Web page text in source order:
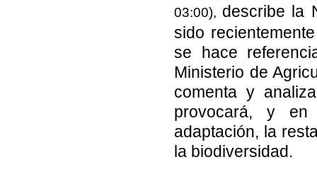
03:00), describe la
sido
se hace
Ministerio de
comenta y
provocará, y en
adaptación, la
la biodiversidad.